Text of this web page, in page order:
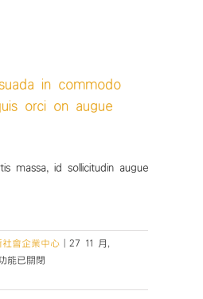
in commodo
orci on augue
massa, id sollicitudin augue
社會企業中心
27 11 月,
能已關閉